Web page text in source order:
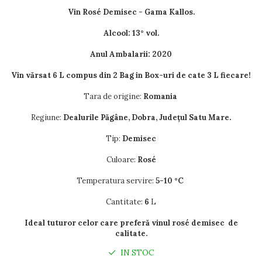
Vin Rosé Demisec - Gama Kallos.
Alcool: 13° vol.
Anul Ambalarii: 2020
Vin vărsat 6 L compus din 2 Bag in Box-uri de cate 3 L fiecare!
Tara de origine: Romania
Regiune: Dealurile Păgâne, Dobra, Județul Satu Mare.
Tip: Demisec
Culoare: Rosé
Temperatura servire: 5-10 °C
Cantitate: 6 L
Ideal tuturor celor care preferă vinul rosé demisec de
calitate.
IN STOC